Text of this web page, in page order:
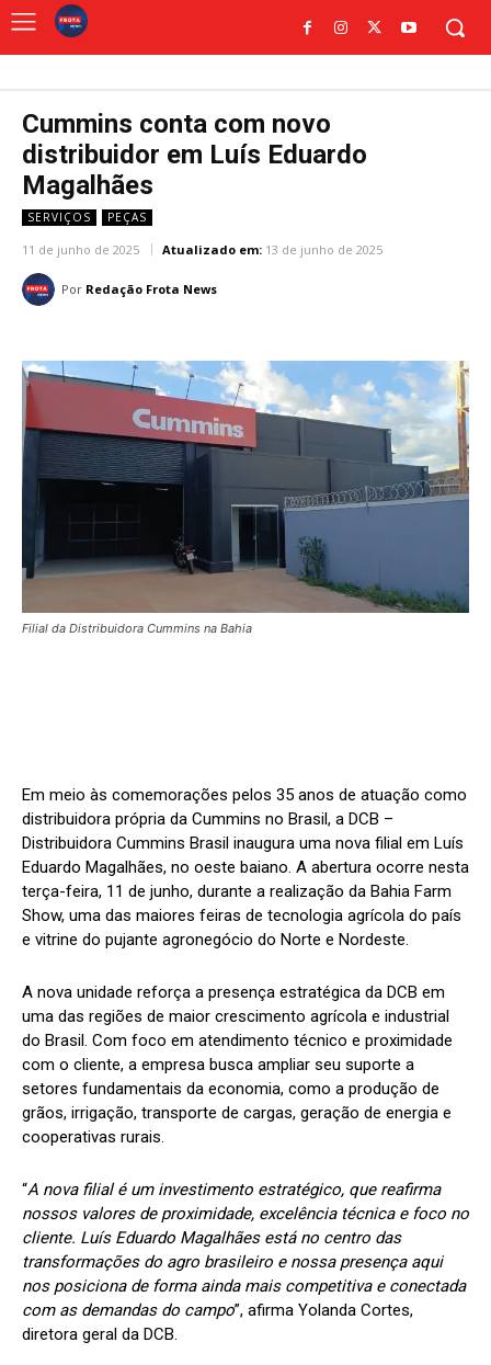
Cummins conta com novo
distribuidor em Luís Eduardo
Magalhães
SERVIÇOS PEÇAS
11 de junho de 2025 Atualizado em: 13 de junho de 2025
Por Redação Frota News
Filial da Distribuidora Cummins na Bahia
Em meio às comemorações pelos 35 anos de atuação como
distribuidora própria da Cummins no Brasil, a DCB –
Distribuidora Cummins Brasil inaugura uma nova filial em Luís
Eduardo Magalhães, no oeste baiano. A abertura ocorre nesta
terça-feira, 11 de junho, durante a realização da Bahia Farm
Show, uma das maiores feiras de tecnologia agrícola do país
e vitrine do pujante agronegócio do Norte e Nordeste.
A nova unidade reforça a presença estratégica da DCB em
uma das regiões de maior crescimento agrícola e industrial
do Brasil. Com foco em atendimento técnico e proximidade
com o cliente, a empresa busca ampliar seu suporte a
setores fundamentais da economia, como a produção de
grãos, irrigação, transporte de cargas, geração de energia e
cooperativas rurais.
“A nova filial é um investimento estratégico, que reafirma
nossos valores de proximidade, excelência técnica e foco no
cliente. Luís Eduardo Magalhães está no centro das
transformações do agro brasileiro e nossa presença aqui
nos posiciona de forma ainda mais competitiva e conectada
com as demandas do campo”, afirma Yolanda Cortes,
diretora geral da DCB.